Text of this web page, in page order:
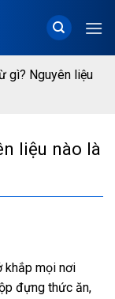
gì? Nguyên liệu
liệu nào là
khắp mọi nơi
đựng thức ăn,